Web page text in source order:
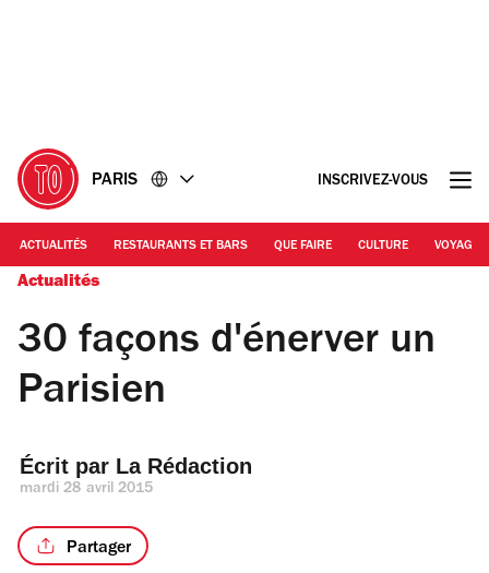
PARIS INSCRIVEZ-VOUS
ACTUALITÉS RESTAURANTS ET BARS QUE FAIRE CULTURE VOYAGE
Actualités
30 façons d'énerver un
Parisien
Écrit par La Rédaction
mardi 28 avril 2015
Partager